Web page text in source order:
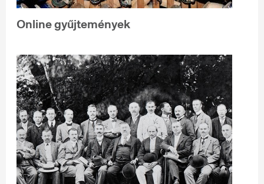
Online gyűjtemények